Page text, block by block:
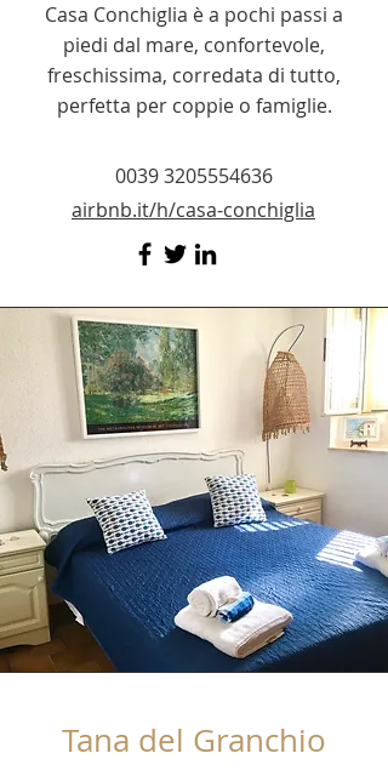
Casa Conchiglia è a pochi passi a
piedi dal mare, confortevole,
freschissima, corredata di tutto,
perfetta per coppie o famiglie.
0039 3205554636
airbnb.it/h/casa-conchiglia
Tana del Granchio